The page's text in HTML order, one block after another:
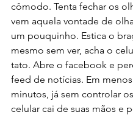
cômodo. Tenta fechar os
vem aquela vontade de
um pouquinho. Estica o
mesmo sem ver, acha o
tato. Abre o facebook e
feed de notícias. Em
minutos, já sem controlar
celular cai de suas mãos e